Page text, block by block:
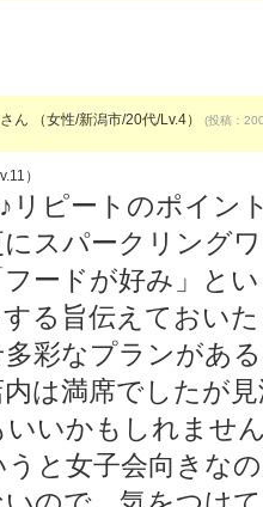
さん （女性/新潟市/20代/Lv.4） (投稿：
）
リピートのポイン
スパークリング
ードが好み」と
る旨伝えておい
彩なプランがあ
は満席でしたが
いかもしれませ
うと女子会向きな